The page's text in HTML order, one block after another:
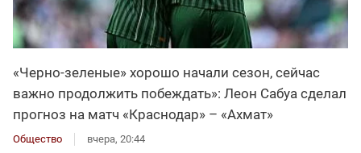
«Черно-зеленые» хорошо начали сезон, сейчас
важно продолжить побеждать»: Леон Сабуа сделал
прогноз на матч «Краснодар» – «Ахмат»
Общество вчера, 20:44